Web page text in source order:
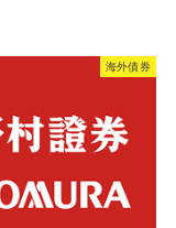
海外債券